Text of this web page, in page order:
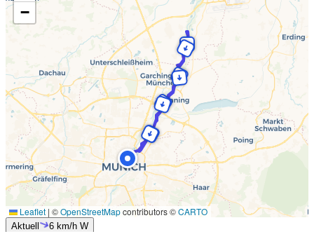
−
Leaflet | ©OpenStreetMapcontributors ©CARTO
Aktuell 6 km/h W